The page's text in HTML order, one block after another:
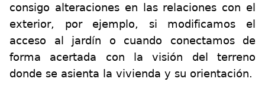
consigo alteraciones en las relaciones con el
exterior, por ejemplo, si modificamos el
acceso al jardín o cuando conectamos de
forma acertada con la visión del terreno
donde se asienta la vivienda y su orientación.